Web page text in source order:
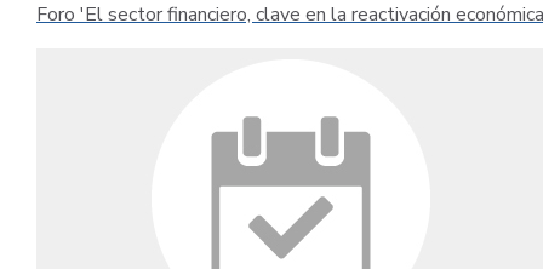
Foro 'El sector financiero, clave en la reactivación